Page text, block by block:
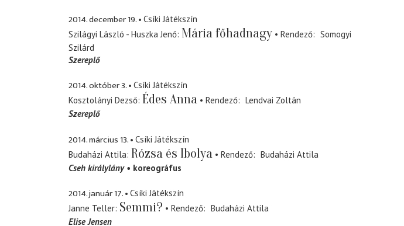
2014. december 19.
Csíki Játékszín
Szilágyi László - Huszka Jenő Mária főhadnagy Rendező
Somogyi
Szilárd
Szereplő
2014. október 3.
Csíki Játékszín
Kosztolányi Dezső Édes Anna Rendező
Lendvai Zoltán
Szereplő
2014. március 13.
Csíki Játékszín
Budaházi Attila Rózsa és Ibolya Rendező
Budaházi Attila
Cseh királylány
koreográfus
2014. január 17.
Csíki Játékszín
Janne Teller Semmi? Rendező
Budaházi Attila
Elise Jensen